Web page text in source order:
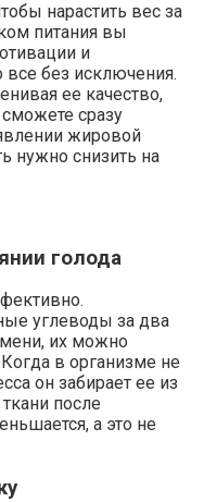
нарастить вес за
питания вы
и
без исключения.
ее качество,
сразу
жировой
нужно снизить на
голода
углеводы за два
их можно
в организме не
он забирает ее из
после
а это не